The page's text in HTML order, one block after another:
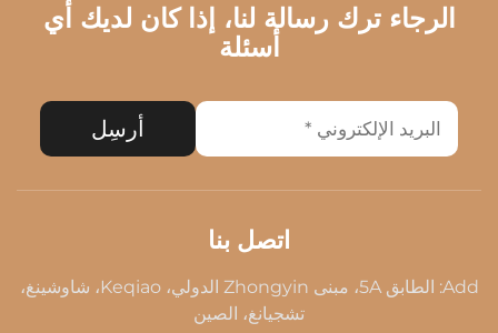
الرجاء ترك رسالة لنا، إذا كان لديك أي
أسئلة
أرسِل
اتصل بنا
Add: الطابق 5A، مبنى Zhongyin الدولي، Keqiao، شاوشينغ،
تشجيانغ، الصين